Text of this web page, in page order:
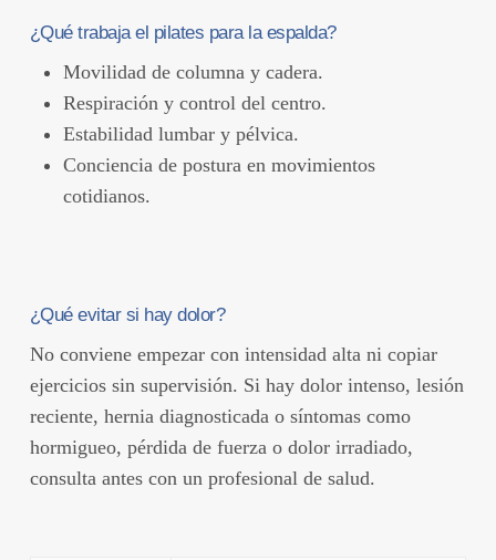
¿Qué trabaja el pilates para la espalda?
Movilidad de columna y cadera.
Respiración y control del centro.
Estabilidad lumbar y pélvica.
Conciencia de postura en movimientos
cotidianos.
¿Qué evitar si hay dolor?
No conviene empezar con intensidad alta ni copiar
ejercicios sin supervisión. Si hay dolor intenso, lesión
reciente, hernia diagnosticada o síntomas como
hormigueo, pérdida de fuerza o dolor irradiado,
consulta antes con un profesional de salud.